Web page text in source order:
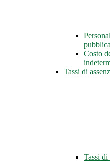
Costo
Tassi di
Tassi di